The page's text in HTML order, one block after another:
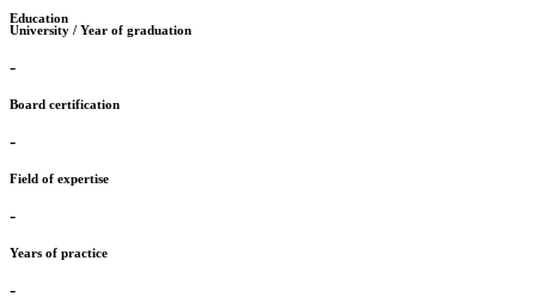
Education
University / Year of graduation
-
Board certification
-
Field of expertise
-
Years of practice
-